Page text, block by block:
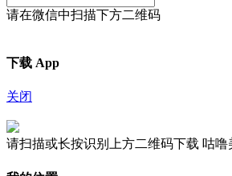
请在微信中扫描下方二维码
下载 App
关闭
请扫描或长按识别上方二维码下载 咕噜